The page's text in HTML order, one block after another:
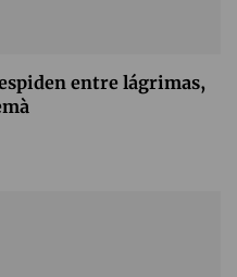
entre lágrimas,